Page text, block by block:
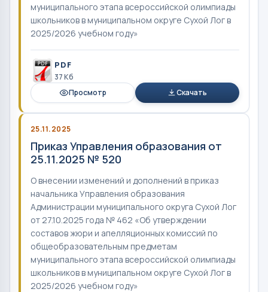
муниципального этапа всероссийской олимпиады
школьников в муниципальном округе Сухой Лог в
2025/2026 учебном году»
PDF
37 Кб
Просмотр
Скачать
25.11.2025
Приказ Управления образования от
25.11.2025 № 520
О внесении изменений и дополнений в приказ
начальника Управления образования
Администрации муниципального округа Сухой Лог
от 27.10.2025 года № 462 «Об утверждении
составов жюри и апелляционных комиссий по
общеобразовательным предметам
муниципального этапа всероссийской олимпиады
школьников в муниципальном округе Сухой Лог в
2025/2026 учебном году»